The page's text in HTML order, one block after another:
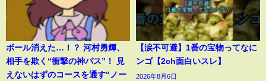
ボール消えた…！？ 河村勇輝、
相手を欺く“衝撃の神パス”！ 見
えないはずのコースを通す“ノー
【涙不可避】1番の宝物ってなに
ンゴ【2ch面白いスレ】
2026年8月6日